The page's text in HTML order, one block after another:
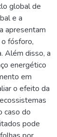
global de
e a
apresentam
fósforo,
Além disso, a
energético
em
o efeito da
caso do
pode